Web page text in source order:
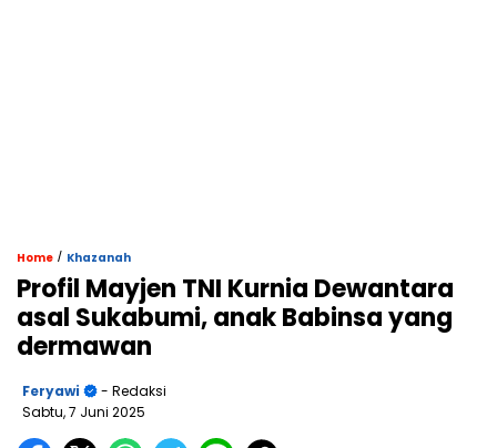
Home / Khazanah
Profil Mayjen TNI Kurnia Dewantara
asal Sukabumi, anak Babinsa yang
dermawan
Feryawi
- Redaksi
Sabtu, 7 Juni 2025